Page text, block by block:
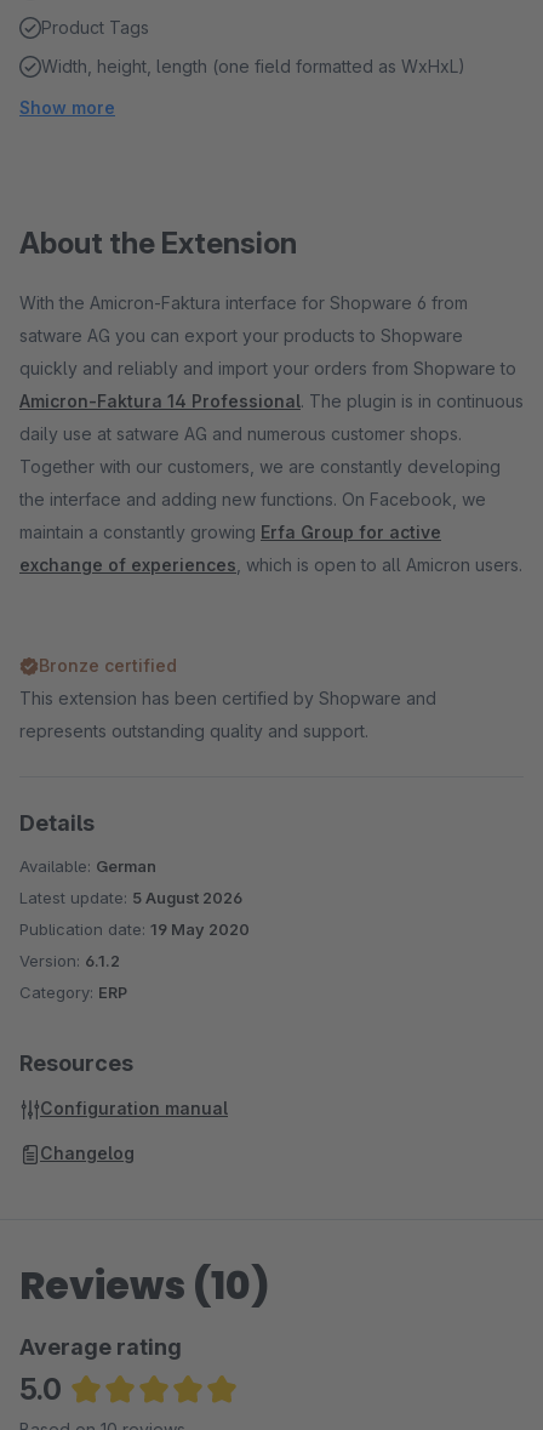
Product Tags
Width, height, length (one field formatted as WxHxL)
Show more
About the Extension
With the Amicron-Faktura interface for Shopware 6 from
satware AG you can export your products to Shopware
quickly and reliably and import your orders from Shopware to
Amicron-Faktura 14 Professional. The plugin is in continuous
daily use at satware AG and numerous customer shops.
Together with our customers, we are constantly developing
the interface and adding new functions. On Facebook, we
maintain a constantly growing Erfa Group for active
exchange of experiences , which is open to all Amicron users.
Bronze certified
This extension has been certified by Shopware and
represents outstanding quality and support.
Details
Available: German
Latest update: 5 August 2026
Publication date: 19 May 2020
Version: 6.1.2
Category: ERP
Resources
Configuration manual
Changelog
Reviews (10)
Average rating
5.0
Average rating of 5 out of 5 stars